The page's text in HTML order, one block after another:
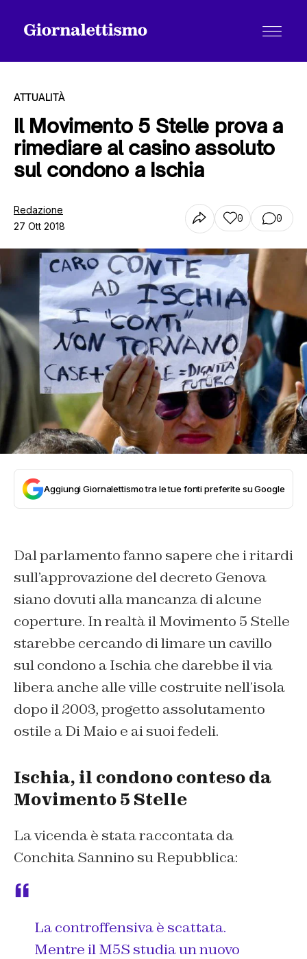
Tutti gli articoli
Chi siamo
Contatti
ATTUALITÀ
Il Movimento 5 Stelle prova a
rimediare al casino assoluto
sul condono a Ischia
Redazione
27 Ott 2018
0 0
Aggiungi Giornalettismo tra le tue fonti preferite su Google
Dal parlamento fanno sapere che i ritardi
sull’approvazione del decreto Genova
siano dovuti alla mancanza di alcune
coperture. In realtà il Movimento 5 Stelle
starebbe cercando di limare un cavillo
sul condono a Ischia che darebbe il via
libera anche alle ville costruite nell’isola
dopo il 2003, progetto assolutamento
ostile a Di Maio e ai suoi fedeli.
Ischia, il condono conteso da
Movimento 5 Stelle
La vicenda è stata raccontata da
Conchita Sannino su Repubblica:
La controffensiva è scattata.
Mentre il M5S studia un nuovo